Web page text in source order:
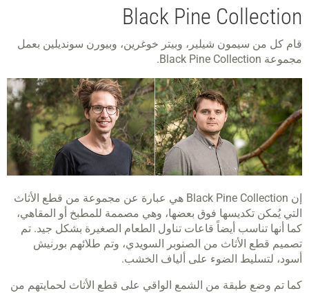
Black Pine Collection
قام كل من سيمون شيلير، وبيتر خوغرين، وبيورن سونديلين بعمل
مجموعة Black Pine Collection.
إن Black Pine Collection هي عبارة عن مجموعة من قطع الأثاث
التي يُمكن تكديسها فوق بعضها، وهي مصممة للمطبخ أو المقاهي،
كما أنها تناسب أيضاً قاعات تناول الطعام الصغيرة بشكل جيد. تم
تصميم قطع الأثاث من الصنوبر السويدي، وتم طلائهم بورنيش
أسود، لتسليط الضوء على ألياف الخشب.
كما تم وضع طبقة من الشمع الواقي على قطع الأثاث لحمايتهم من